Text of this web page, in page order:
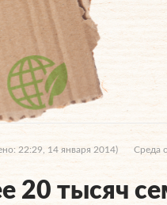
22:29, 14 января 2014) Среда
20 тысяч